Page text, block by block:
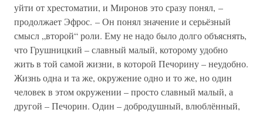
уйти от хрестоматии, и Миронов это сразу понял, –
продолжает Эфрос. – Он понял значение и серьёзный
смысл „второй“ роли. Ему не надо было долго объяснять,
что Грушницкий – славный малый, которому удобно
жить в той самой жизни, в которой Печорину – неудобно.
Жизнь одна и та же, окружение одно и то же, но один
человек в этом окружении – просто славный малый, а
другой – Печорин. Один – добродушный, влюблённый,